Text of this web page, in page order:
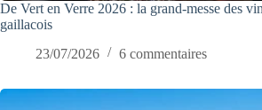
De Vert en Verre 2026 : la grand-messe des
gaillacois
23/07/2026
6 commentaires